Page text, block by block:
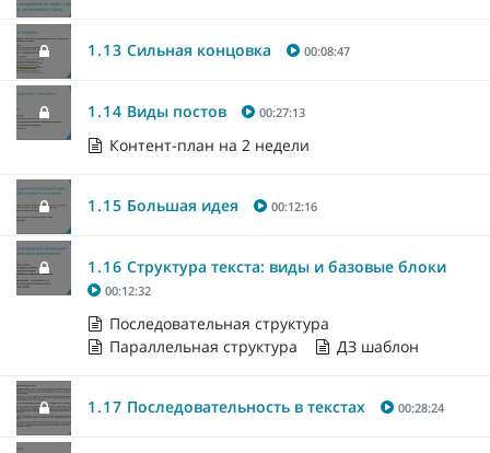
1.13 Сильная концовка 00:08:47
1.14 Виды постов 00:27:13
Контент-план на 2 недели
1.15 Большая идея 00:12:16
1.16 Структура текста: виды и базовые блоки
00:12:32
Последовательная структура
Параллельная структура
ДЗ шаблон
1.17 Последовательность в текстах 00:28:24